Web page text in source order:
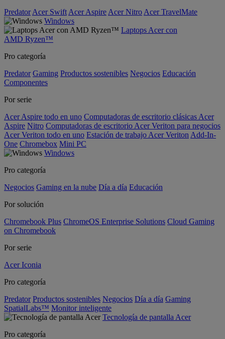
Predator Acer Swift Acer Aspire Acer Nitro Acer TravelMate
Windows
Laptops Acer con
AMD Ryzen™
Pro categoría
Predator Gaming Productos sostenibles Negocios Educación
Componentes
Por serie
Acer Aspire todo en uno Computadoras de escritorio clásicas Acer
Aspire Nitro Computadoras de escritorio Acer Veriton para negocios
Acer Veriton todo en uno Estación de trabajo Acer Veriton Add-In-
One Chromebox Mini PC
Windows
Pro categoría
Negocios Gaming en la nube Día a día Educación
Por solución
Chromebook Plus ChromeOS Enterprise Solutions Cloud Gaming
on Chromebook
Por serie
Acer Iconia
Pro categoría
Predator Productos sostenibles Negocios Día a día Gaming
SpatialLabs™ Monitor inteligente
Tecnología de pantalla Acer
Pro categoría